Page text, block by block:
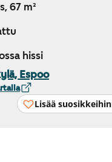
67 m²
hissi
Espoo
Lisää suosikkeihin